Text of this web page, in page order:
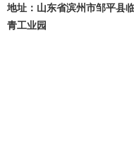
地址：山东省滨州市邹平县
青工业园